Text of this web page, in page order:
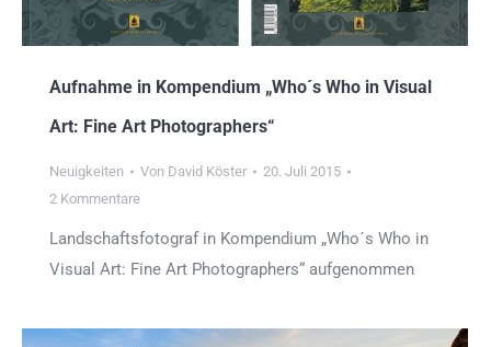
Aufnahme in Kompendium „Who´s Who in Visual
Art: Fine Art Photographers“
Neuigkeiten Von David Köster
20. Juli 2015
2 Kommentare
Landschaftsfotograf in Kompendium „Who´s Who in
Visual Art: Fine Art Photographers“ aufgenommen